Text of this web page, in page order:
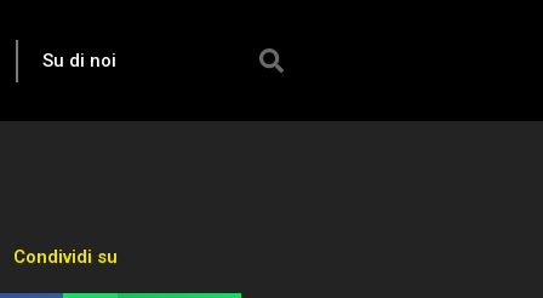
Su di noi
Condividi su